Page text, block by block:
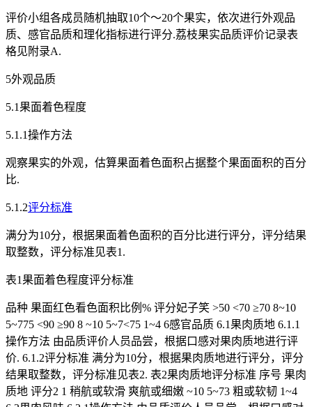
评价小组各成员随机抽取10个～20个果实，依次进行外观品
质、感官品质和理化指标进行评分.荔枝果实品质评价记录表
格见附录A.
5外观品质
5.1果面着色程度
5.1.1操作方法
观察果实的外观，估算果面着色面积占据整个果面面积的百分
比.
5.1.2评分标准
满分为10分，根据果面着色面积的百分比进行评分，评分结果
取整数，评分标准见表1.
表1果面着色程度评分标准
品种 果面红色看色面积比例% 评分妃子笑 >50 <70 ≥70 8~10
5~775 <90 ≥90 8 ~10 5~7<75 1~4 6感官品质 6.1果肉质地 6.1.1
操作方法 由品质评价人员品尝，根据口感对果肉质地进行评
价. 6.1.2评分标准 满分为10分，根据果肉质地进行评分，评分
结果取整数，评分标准见表2. 表2果肉质地评分标准 序号 果肉
质地 评分2 1 稍航或软滑 爽航或细嫩 ~10 5~73 粗或软韧 1~4